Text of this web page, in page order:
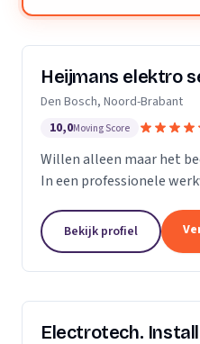
Heijmans elektro
Den Bosch, Noord-Brabant
10,0Moving Score
Willen alleen maar het
In een professionele
toekomst.
Bekijk profiel
Electrotech.